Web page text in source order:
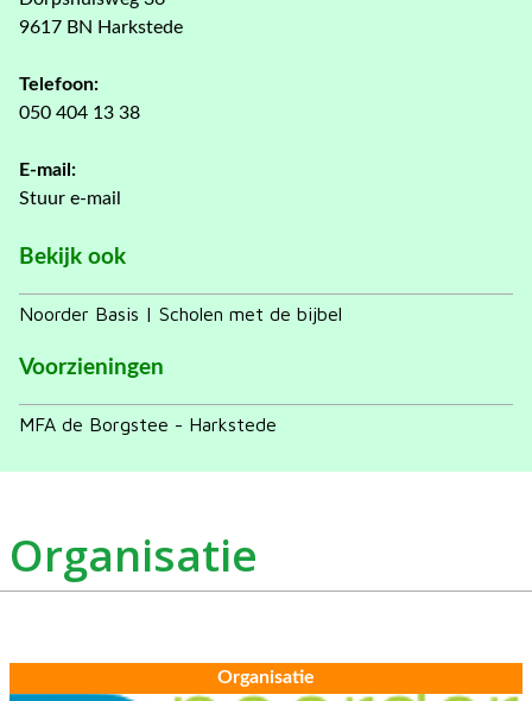
9617 BN Harkstede
Telefoon:
050 404 13 38
E-mail:
Stuur e-mail
Bekijk ook
Noorder Basis | Scholen met de bijbel
Voorzieningen
MFA de Borgstee - Harkstede
Organisatie
Organisatie